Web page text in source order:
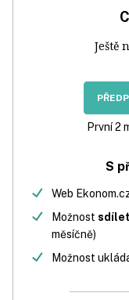
Ještě
První 2
S
Web
Možnost
měsíčně)
Možnost